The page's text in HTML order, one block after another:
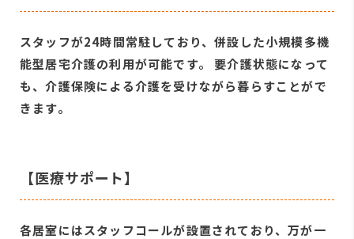
スタッフが24時間常駐しており、併設した小規模多機
能型居宅介護の利用が可能です。 要介護状態になって
も、介護保険による介護を受けながら暮らすことがで
きます。
【医療サポート】
各居室にはスタッフコールが設置されており、万が一